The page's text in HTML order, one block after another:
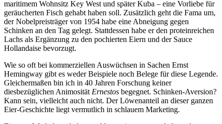
maritimem Wohnsitz Key West und später Kuba – eine Vorliebe für
geräucherten Fisch gehabt haben soll. Zusätzlich geht die Fama um,
der Nobelpreisträger von 1954 habe eine Abneigung gegen
Schinken an den Tag gelegt. Stattdessen habe er den proteinreichen
Lachs als Ergänzung zu den pochierten Eiern und der Sauce
Hollandaise bevorzugt.
Wie so oft bei kommerziellen Auswüchsen in Sachen Ernst
Hemingway gibt es weder Beispiele noch Belege für diese Legende.
Gleichermaßen bin ich in 40 Jahren Forschung keiner
diesbezüglichen Animosität Ernestos begegnet. Schinken-Aversion?
Kann sein, vielleicht auch nicht. Der Löwenanteil an dieser ganzen
Eier-Geschichte liegt vermutlich in schlauem Marketing.